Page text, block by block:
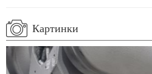
Картинки